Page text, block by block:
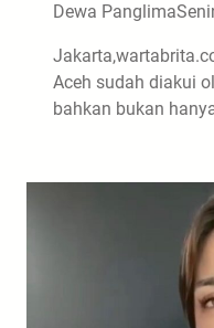
Dewa Panglima
Aceh sudah diakui
bahkan bukan